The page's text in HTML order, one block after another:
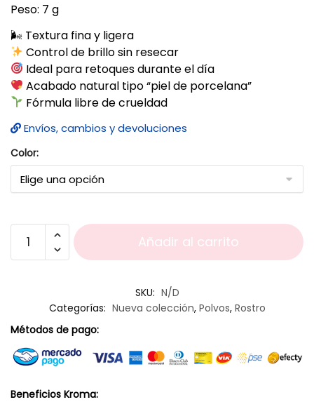
Peso: 7 g
🌬 Textura fina y ligera
Control de brillo sin resecar
Ideal para retoques durante el día
Acabado natural tipo “piel de porcelana”
Fórmula libre de crueldad
Envíos, cambios y devoluciones
Color:
Añadir al carrito
SKU: N/D
Categorías: Nueva colección, Polvos, Rostro
Métodos de pago:
Beneficios Kroma: